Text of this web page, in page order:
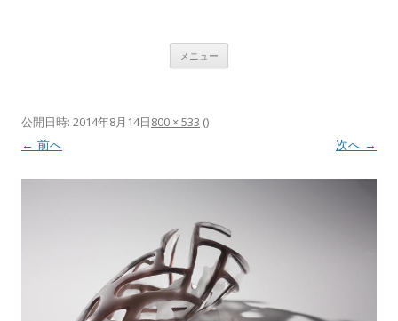
メニュー
公開日時: 2014年8月14日800 × 533 ()
← 前へ 次へ →